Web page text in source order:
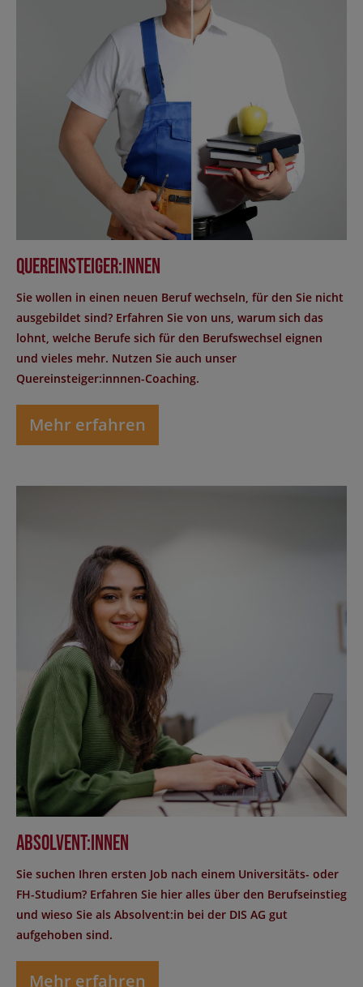
Quereinsteiger:innen
Sie wollen in einen neuen Beruf wechseln, für den Sie nicht
ausgebildet sind? Erfahren Sie von uns, warum sich das
lohnt, welche Berufe sich für den Berufswechsel eignen
und vieles mehr. Nutzen Sie auch unser
Quereinsteiger:innnen-Coaching.
Mehr erfahren
Absolvent:innen
Sie suchen Ihren ersten Job nach einem Universitäts- oder
FH-Studium? Erfahren Sie hier alles über den Berufseinstieg
und wieso Sie als Absolvent:in bei der DIS AG gut
aufgehoben sind.
Mehr erfahren